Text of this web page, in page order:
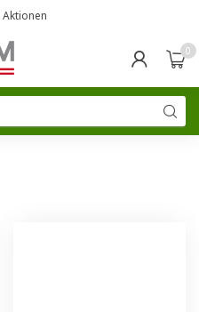
Aktionen
0